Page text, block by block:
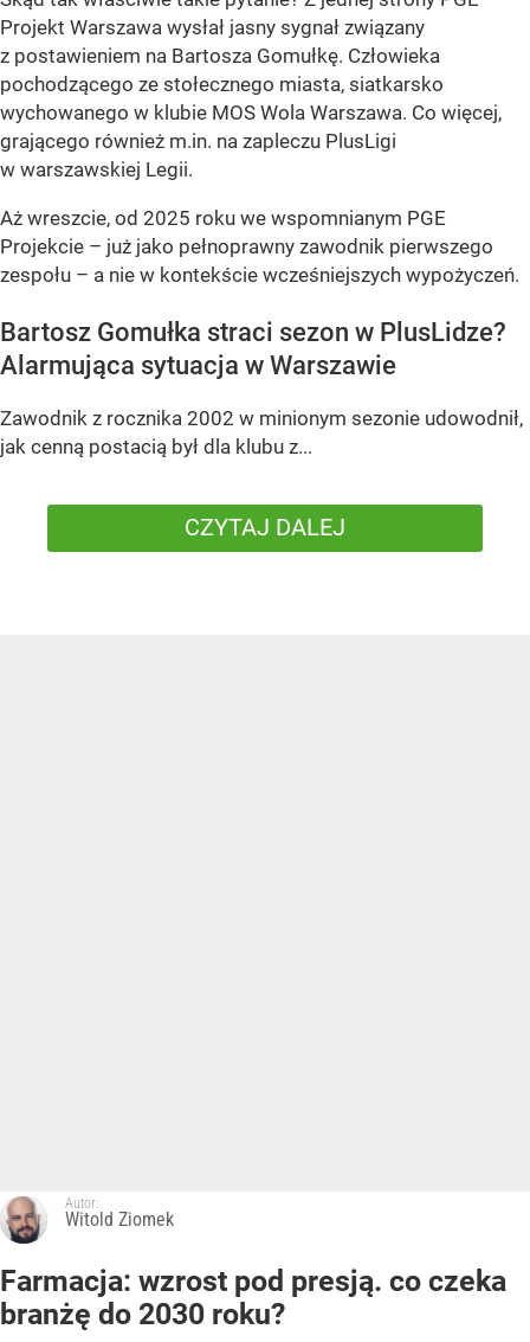
Projekt Warszawa wysłał jasny sygnał związany
z postawieniem na Bartosza Gomułkę. Człowieka
pochodzącego ze stołecznego miasta, siatkarsko
wychowanego w klubie MOS Wola Warszawa. Co więcej,
grającego również m.in. na zapleczu PlusLigi
w warszawskiej Legii.
Aż wreszcie, od 2025 roku we wspomnianym PGE
Projekcie – już jako pełnoprawny zawodnik pierwszego
zespołu – a nie w kontekście wcześniejszych wypożyczeń.
Bartosz Gomułka straci sezon w PlusLidze?
Alarmująca sytuacja w Warszawie
Zawodnik z rocznika 2002 w minionym sezonie udowodnił,
jak cenną postacią był dla klubu z...
CZYTAJ DALEJ
Autor:
Witold Ziomek
Farmacja: wzrost pod presją. co czeka
branżę do 2030 roku?